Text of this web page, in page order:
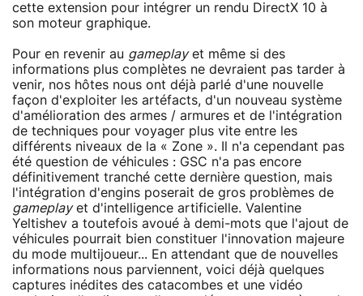
cette extension pour intégrer un rendu DirectX 10 à
son moteur graphique.
Pour en revenir au gameplayet même si des
informations plus complètes ne devraient pas tarder à
venir, nos hôtes nous ont déjà parlé d'une nouvelle
façon d'exploiter les artéfacts, d'un nouveau système
d'amélioration des armes / armures et de l'intégration
de techniques pour voyager plus vite entre les
différents niveaux de la « Zone ». Il n'a cependant pas
été question de véhicules : GSC n'a pas encore
définitivement tranché cette dernière question, mais
l'intégration d'engins poserait de gros problèmes de
gameplayet d'intelligence artificielle. Valentine
Yeltishev a toutefois avoué à demi-mots que l'ajout de
véhicules pourrait bien constituer l'innovation majeure
du mode multijoueur... En attendant que de nouvelles
informations nous parviennent, voici déjà quelques
captures inédites des catacombes et une vidéo